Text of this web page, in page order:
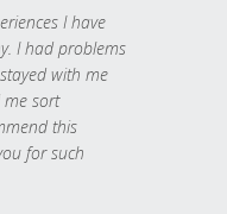
I have
I had problems
with me
sort
this
for such